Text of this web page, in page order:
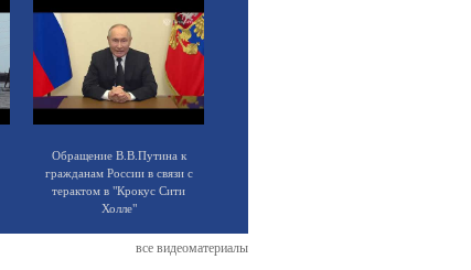
Обращение В.В.Путина к
гражданам России в связи с
терактом в "Крокус Сити
Холле"
все видеоматериалы